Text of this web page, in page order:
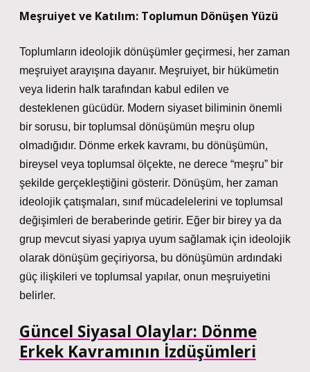
Meşruiyet ve Katılım: Toplumun Dönüşen Yüzü
Toplumların ideolojik dönüşümler geçirmesi, her zaman
meşruiyet arayışına dayanır. Meşruiyet, bir hükümetin
veya liderin halk tarafından kabul edilen ve
desteklenen gücüdür. Modern siyaset biliminin önemli
bir sorusu, bir toplumsal dönüşümün meşru olup
olmadığıdır. Dönme erkek kavramı, bu dönüşümün,
bireysel veya toplumsal ölçekte, ne derece “meşru” bir
şekilde gerçekleştiğini gösterir. Dönüşüm, her zaman
ideolojik çatışmaları, sınıf mücadelelerini ve toplumsal
değişimleri de beraberinde getirir. Eğer bir birey ya da
grup mevcut siyasi yapıya uyum sağlamak için ideolojik
olarak dönüşüm geçiriyorsa, bu dönüşümün ardındaki
güç ilişkileri ve toplumsal yapılar, onun meşruiyetini
belirler.
Güncel Siyasal Olaylar: Dönme
Erkek Kavramının İzdüşümleri